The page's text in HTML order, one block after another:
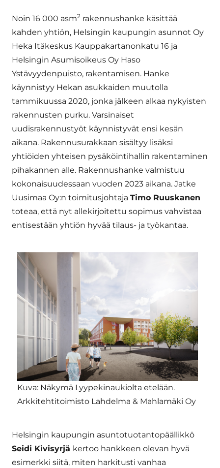
Noin 16 000 asm2 rakennushanke käsittää
kahden yhtiön, Helsingin kaupungin asunnot Oy
Heka Itäkeskus Kauppakartanonkatu 16 ja
Helsingin Asumisoikeus Oy Haso
Ystävyydenpuisto, rakentamisen. Hanke
käynnistyy Hekan asukkaiden muutolla
tammikuussa 2020, jonka jälkeen alkaa nykyisten
rakennusten purku. Varsinaiset
uudisrakennustyöt käynnistyvät ensi kesän
aikana. Rakennusurakkaan sisältyy lisäksi
yhtiöiden yhteisen pysäköintihallin rakentaminen
pihakannen alle. Rakennushanke valmistuu
kokonaisuudessaan vuoden 2023 aikana. Jatke
Uusimaa Oy:n toimitusjohtaja Timo Ruuskanen
toteaa, että nyt allekirjoitettu sopimus vahvistaa
entisestään yhtiön hyvää tilaus- ja työkantaa.
Kuva: Näkymä Lyypekinaukiolta etelään.
Arkkitehtitoimisto Lahdelma & Mahlamäki Oy
Helsingin kaupungin asuntotuotantopäällikkö
Seidi Kivisyrjä kertoo hankkeen olevan hyvä
esimerkki siitä, miten harkitusti vanhaa